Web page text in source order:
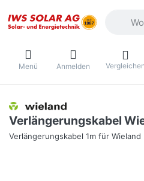
Menü Anmelden Vergleichen
Verlängerungskabel
Verlängerungskabel 1m für Wieland